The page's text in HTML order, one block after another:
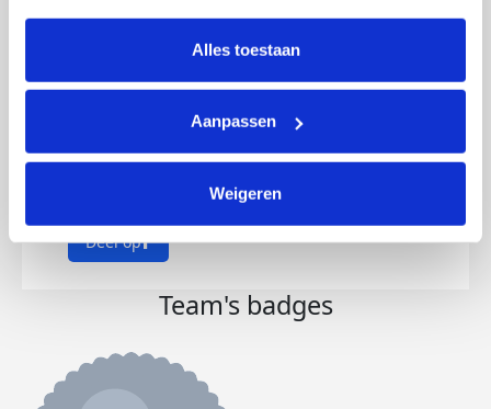
intrekken via Cookie instellingen onderaan de pagina. De
lijst met cookies is te vinden in het tabblad “details”.
Alles toestaan
Aanpassen
Weigeren
sponsoren! Wij gaan met 6 Pythianen
zoveel mogelijk trappen lopen om geld op
te halen voor KWF en hebben hier heel
veel zin in. We hopen op jullie support en
willen jullie alvast bedanken voor het
doneren. Op Pythias!
Deel op
Team's badges